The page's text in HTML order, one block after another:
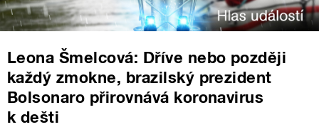
Leona Šmelcová: Dříve nebo později
každý zmokne, brazilský prezident
Bolsonaro přirovnává koronavirus
k dešti